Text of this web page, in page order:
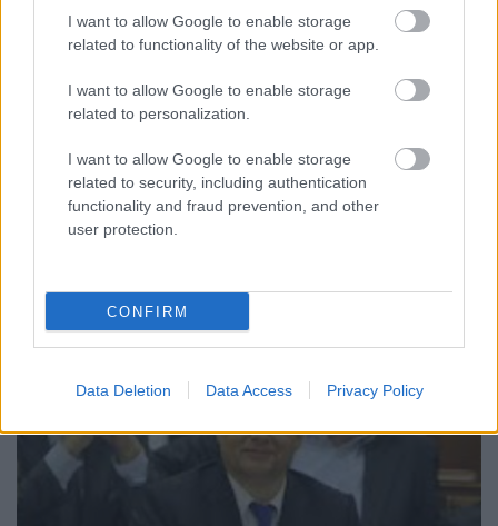
I want to allow Google to enable storage
related to functionality of the website or app.
I want to allow Google to enable storage
related to personalization.
I want to allow Google to enable storage
related to security, including authentication
functionality and fraud prevention, and other
user protection.
CONFIRM
Data Deletion Data Access Privacy Policy
Harcias magyarok
megtartásának mai követelménye. Orbán is, Kövér is
érzelmi politizálást folytat. De a hasonló
magatartást mindig összeomlások követték a
történelmünkben. Sajátos kijelentést tett december